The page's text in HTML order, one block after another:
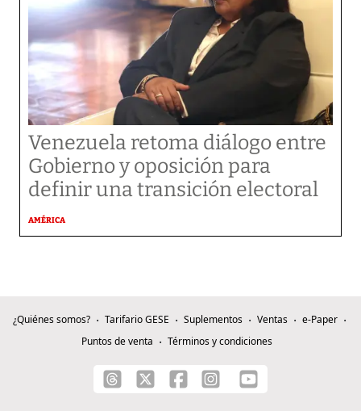
Venezuela retoma diálogo entre
Gobierno y oposición para
definir una transición electoral
AMÉRICA
¿Quiénes somos? Tarifario GESE Suplementos Ventas
e-Paper
Puntos de venta
Términos y condiciones